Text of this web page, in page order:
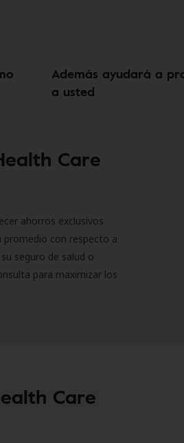
Además ayudará a
a usted
Care
ahorros exclusivos
promedio con respecto a
seguro de salud o
para maximizar los
Care